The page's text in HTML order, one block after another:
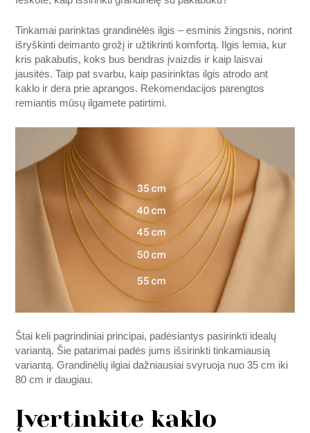
Tinkamai parinktas grandinėlės ilgis – esminis žingsnis, norint
išryškinti deimanto grožį ir užtikrinti komfortą. Ilgis lemia, kur
kris pakabutis, koks bus bendras įvaizdis ir kaip laisvai
jausitės. Taip pat svarbu, kaip pasirinktas ilgis atrodo ant
kaklo ir dera prie aprangos. Rekomendacijos parengtos
remiantis mūsų ilgamete patirtimi.
Štai keli pagrindiniai principai, padėsiantys pasirinkti idealų
variantą. Šie patarimai padės jums išsirinkti tinkamiausią
variantą. Grandinėlių ilgiai dažniausiai svyruoja nuo 35 cm iki
80 cm ir daugiau.
Įvertinkite kaklo